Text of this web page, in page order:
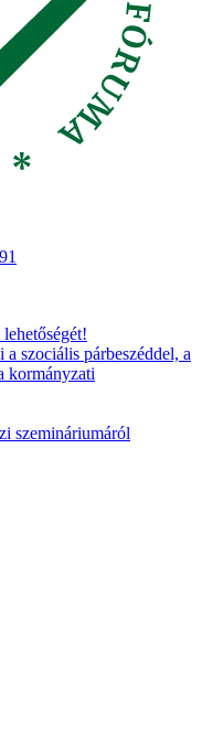
szociális párbeszéddel, a
kormányzati
szemináriumáról